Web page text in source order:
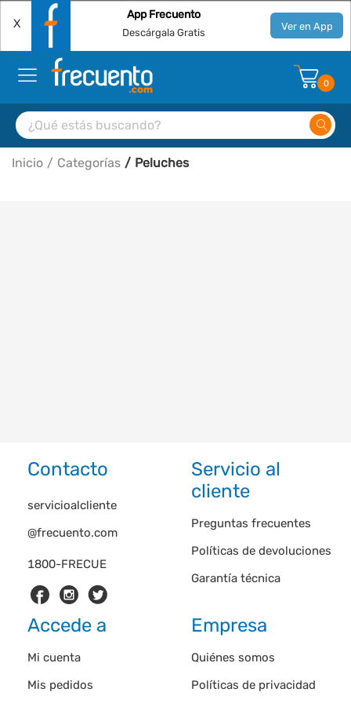
X
App Frecuento
Descárgala Gratis Ver en App
0
Inicio Categorías Peluches
Contacto
1800-FRECUE
servicioalcliente
@frecuento.com
Servicio al
cliente
Preguntas frecuentes
Políticas de devoluciones
Garantía técnica
Accede a
Mi cuenta
Mis pedidos
Empresa
Quiénes somos
Políticas de privacidad